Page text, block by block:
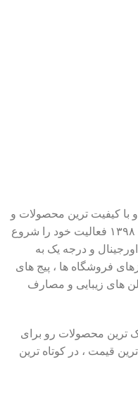
و با کیفیت ترین محصولات و
دستگاه های پوستی و آرایشی از سال ۱۳۹۸ فعالیت خود را شروع
و درجه یک به
فروشگاه ها ، پیج های
های زیبایی و مصارف
ترین محصولات رو برای
قیمت ، در کوتاه ترین